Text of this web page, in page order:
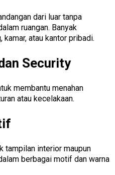
dari luar tanpa
ruangan. Banyak
kamar, atau kantor pribadi.
Security
membantu menahan
atau kecelakaan.
tampilan interior maupun
berbagai motif dan warna